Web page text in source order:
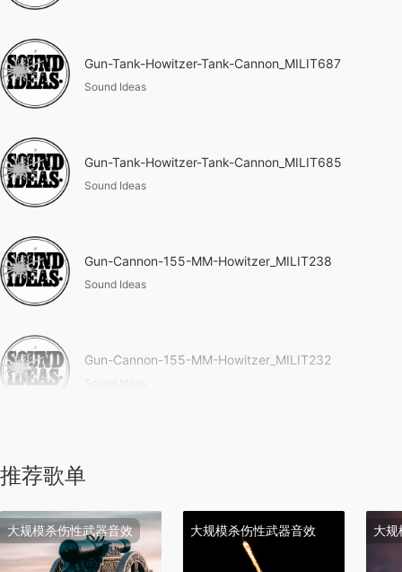
Gun-Tank-Howitzer-Tank-Cannon_MILIT687
Sound Ideas
Gun-Tank-Howitzer-Tank-Cannon_MILIT685
Sound Ideas
Gun-Cannon-155-MM-Howitzer_MILIT238
Sound Ideas
Gun-Cannon-155-MM-Howitzer_MILIT232
推荐歌单
大规模杀伤性武器音效 大规模杀伤性武器音效 大规